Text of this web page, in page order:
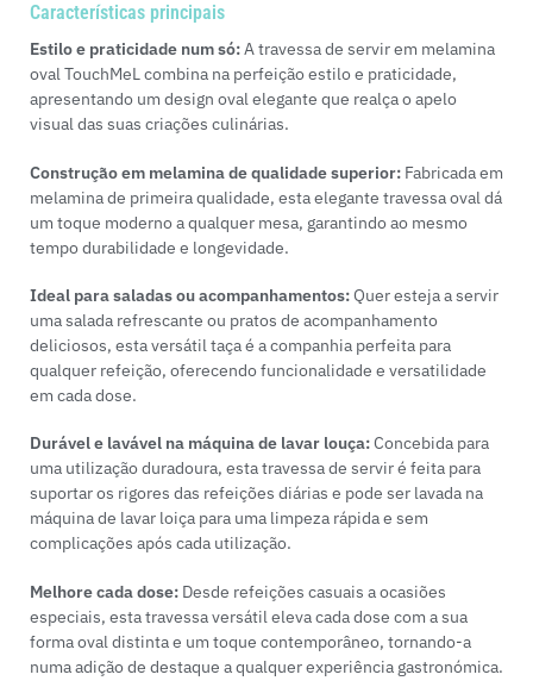
Características principais
Estilo e praticidade num só:A travessa de servir em melamina
oval TouchMeL combina na perfeição estilo e praticidade,
apresentando um design oval elegante que realça o apelo
visual das suas criações culinárias.
Construção em melamina de qualidade superior: Fabricada em
melamina de primeira qualidade, esta elegante travessa oval dá
um toque moderno a qualquer mesa, garantindo ao mesmo
tempo durabilidade e longevidade.
Ideal para saladas ou acompanhamentos:Quer esteja a servir
uma salada refrescante ou pratos de acompanhamento
deliciosos, esta versátil taça é a companhia perfeita para
qualquer refeição, oferecendo funcionalidade e versatilidade
em cada dose.
Durável e lavável na máquina de lavar louça:Concebida para
uma utilização duradoura, esta travessa de servir é feita para
suportar os rigores das refeições diárias e pode ser lavada na
máquina de lavar loiça para uma limpeza rápida e sem
complicações após cada utilização.
Melhore cada dose: Desde refeições casuais a ocasiões
especiais, esta travessa versátil eleva cada dose com a sua
forma oval distinta e um toque contemporâneo, tornando-a
numa adição de destaque a qualquer experiência gastronómica.